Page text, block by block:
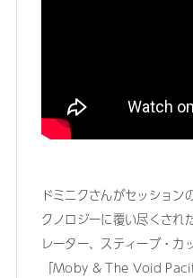
ドミニクさんがセッション
クノロジーに覆い尽くされ
レーター、スティーブ・カ
「Moby & The Void